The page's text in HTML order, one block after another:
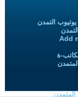
التمدن
Add
ة
المتمدن